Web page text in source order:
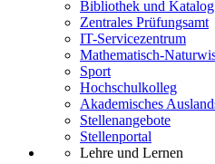
Bibliothek und Katalog
Zentrales Prüfungsamt
IT-Servicezentrum
Mathematisch-
Sport
Hochschulkolleg
Akademisches
Stellenangebote
Stellenportal
Lehre und Lernen